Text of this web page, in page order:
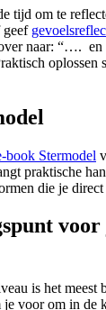
tijd om te
geef
naar: “…. en
oplossen
book Stermodel
praktische
die je direct
is het meest
je voor om in de